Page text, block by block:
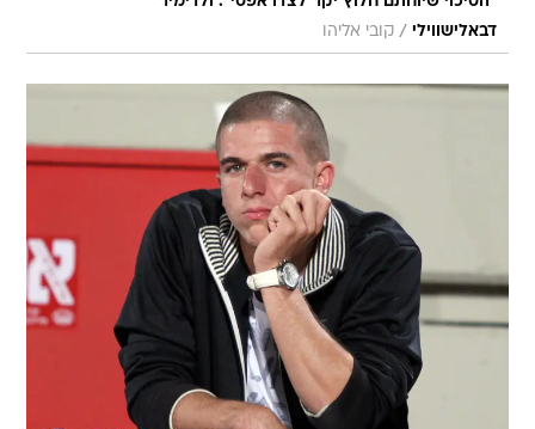
דבאלישווילי / קובי אליהו